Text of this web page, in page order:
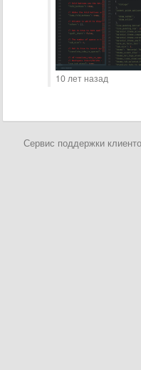
10 лет назад
Сервис поддержки